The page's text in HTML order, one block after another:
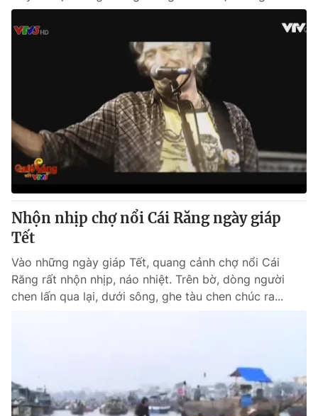
Nhộn nhịp chợ nổi Cái Răng ngày giáp
Tết
Vào những ngày giáp Tết, quang cảnh chợ nổi Cái
Răng rất nhộn nhịp, náo nhiệt. Trên bờ, dòng người
chen lấn qua lại, dưới sông, ghe tàu chen chúc ra...